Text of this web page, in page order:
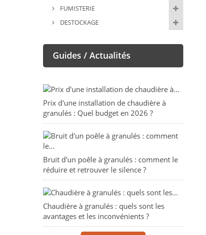
FUMISTERIE
DESTOCKAGE
Guides / Actualités
Prix d'une installation de chaudière à
granulés : Quel budget en 2026 ?
Bruit d'un poêle à granulés : comment le
réduire et retrouver le silence ?
Chaudière à granulés : quels sont les
avantages et les inconvénients ?